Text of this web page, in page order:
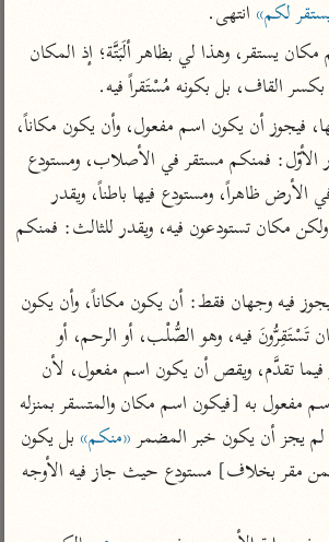
البسيط للواحدي
تفسير أبي السعود
الكشاف للزمخشري
الدر المنثور
تفسير ابن أبي حاتم
تفسير مقاتل
تفسير قتادة
اشترك
•تليجرام •تويتر
• تعليمات•عن الباحث القرآني
لكم» انتهى.
القاف، بل بكونه مُسْتَقراً فيه.
في الأرحام، أو مستقر في الأرض ظاهراً، ومستودع فيها باطناً، ويقدر
مصدراً، أي: فلكم مكان تَسْتَقِرُّونَ فيه، وهو الصُّلْب، أو الرحم، أو
يجز أن يكون خبر المضمر «منكم»